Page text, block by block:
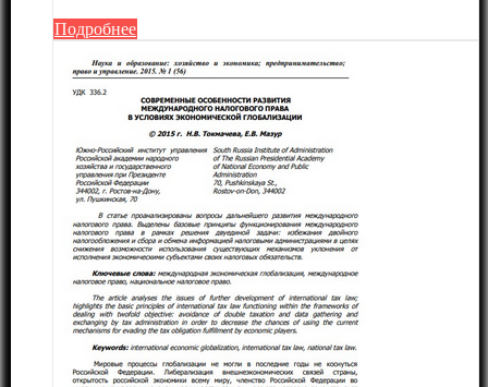
Подробнее